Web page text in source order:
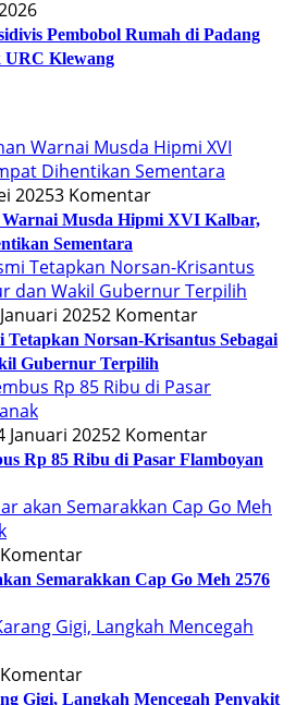
Pembobol Rumah di Padang
Klewang
20253 Komentar
Musda Hipmi XVI Kalbar,
Sementara
20252 Komentar
Norsan-Krisantus Sebagai
Gubernur Terpilih
Januari 20252 Komentar
Rp 85 Ribu di Pasar Flamboyan
Semarakkan Cap Go Meh 2576
Gigi, Langkah Mencegah Penyakit